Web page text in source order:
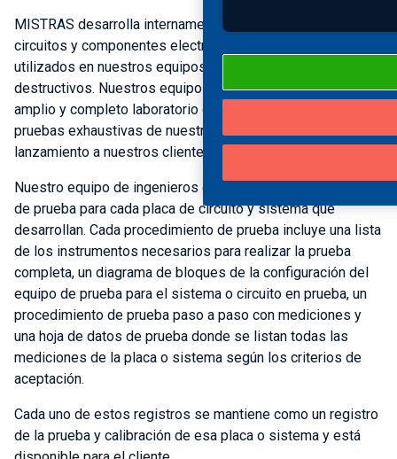
MISTRAS desarrolla internamente todo el software, los
circuitos y componentes electrónicos, y los sensores
utilizados en nuestros equipos de ensayos no
destructivos. Nuestros equipos de ingeniería utilizan un
amplio y completo laboratorio de desarrollo para realizar
pruebas exhaustivas de nuestros productos antes de su
lanzamiento a nuestros clientes.
Nuestro equipo de ingenieros desarrolla procedimientos
de prueba para cada placa de circuito y sistema que
desarrollan. Cada procedimiento de prueba incluye una lista
de los instrumentos necesarios para realizar la prueba
completa, un diagrama de bloques de la configuración del
equipo de prueba para el sistema o circuito en prueba, un
procedimiento de prueba paso a paso con mediciones y
una hoja de datos de prueba donde se listan todas las
mediciones de la placa o sistema según los criterios de
aceptación.
Cada uno de estos registros se mantiene como un registro
de la prueba y calibración de esa placa o sistema y está